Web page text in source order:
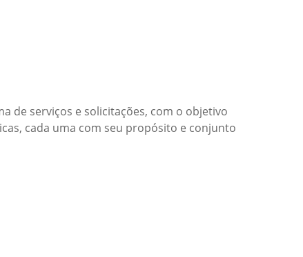
de serviços e solicitações, com o objetivo
cada uma com seu propósito e conjunto